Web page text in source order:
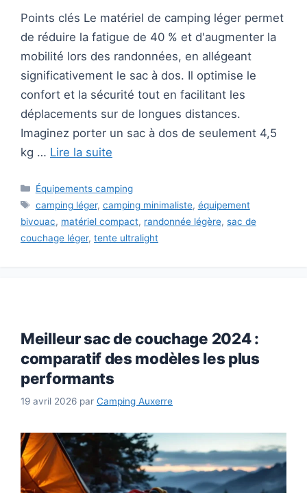
Points clés Le matériel de camping léger permet
de réduire la fatigue de 40 % et d'augmenter la
mobilité lors des randonnées, en allégeant
significativement le sac à dos. Il optimise le
confort et la sécurité tout en facilitant les
déplacements sur de longues distances.
Imaginez porter un sac à dos de seulement 4,5
kg … Lire la suite
Catégories
Équipements camping
Étiquettes
camping léger, camping minimaliste, équipement
bivouac, matériel compact, randonnée légère, sac de
couchage léger, tente ultralight
Meilleur sac de couchage 2024 :
comparatif des modèles les plus
performants
19 avril 2026 par Camping Auxerre